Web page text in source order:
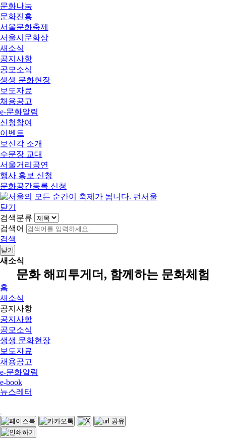
문화나눔
문화진흥
서울문화축제
서울시문화상
새소식
공지사항
공모소식
생생 문화현장
보도자료
채용공고
e-문화알림
신청참여
이벤트
보신각 소개
수문장 교대
서울거리공연
행사 홍보 신청
문화공간등록 신청
닫기
검색분류
검색어
검색
닫기
새소식
문화 해피투게더, 함께하는 문화체험
홈
새소식
공지사항
공지사항
공모소식
생생 문화현장
보도자료
채용공고
e-문화알림
e-book
뉴스레터